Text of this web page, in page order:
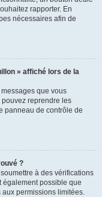
rapporter. En
nécessaires afin de
» affiché lors de la
messages que vous
reprendre les
panneau de contrôle de
?
à des vérifications
également possible que
aux permissions limitées.